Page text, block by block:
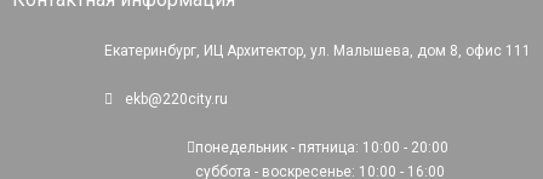
Екатеринбург, ИЦ Архитектор, ул. Малышева, дом 8, офис 111
ekb@220city.ru
понедельник - пятница: 10:00 - 20:00
суббота - воскресенье: 10:00 - 16:00